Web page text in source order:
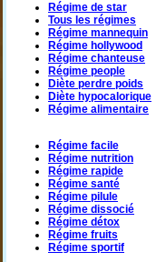
Régime de star
Tous les régimes
Régime mannequin
Régime hollywood
Régime chanteuse
Régime people
Diète perdre poids
Diète hypocalorique
Régime alimentaire
Régime facile
Régime nutrition
Régime rapide
Régime santé
Régime pilule
Régime dissocié
Régime détox
Régime fruits
Régime sportif